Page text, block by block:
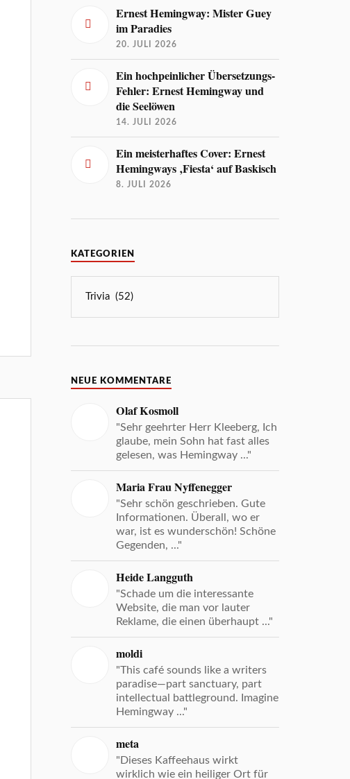
Ernest Hemingway: Mister Guey
im Paradies
20. JULI 2026
Ein hochpeinlicher Übersetzungs-
Fehler: Ernest Hemingway und
die Seelöwen
14. JULI 2026
Ein meisterhaftes Cover: Ernest
Hemingways ‚Fiesta‘ auf Baskisch
8. JULI 2026
KATEGORIEN
NEUE KOMMENTARE
Olaf Kosmoll
"Sehr geehrter Herr Kleeberg, Ich
glaube, mein Sohn hat fast alles
gelesen, was Hemingway ..."
Maria Frau Nyffenegger
"Sehr schön geschrieben. Gute
Informationen. Überall, wo er
war, ist es wunderschön! Schöne
Gegenden, ..."
Heide Langguth
"Schade um die interessante
Website, die man vor lauter
Reklame, die einen überhaupt ..."
moldi
"This café sounds like a writers
paradise—part sanctuary, part
intellectual battleground. Imagine
Hemingway ..."
meta
"Dieses Kaffeehaus wirkt
wirklich wie ein heiliger Ort für